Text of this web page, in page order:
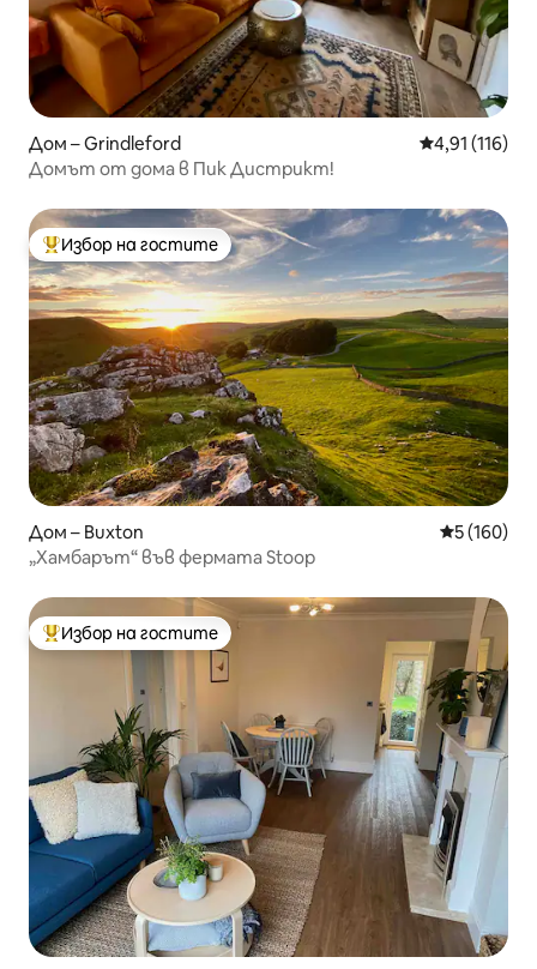
Дом – Grindleford Средна
4,91 (116)
Домът от дома в Пик Дистрикт!
Най-популярен избор на гостите
Избор на гостите
Дом – Buxton Средна
5 (160)
„Хамбарът“ във фермата Stoop
Най-популярен избор на гостите
Избор на гостите